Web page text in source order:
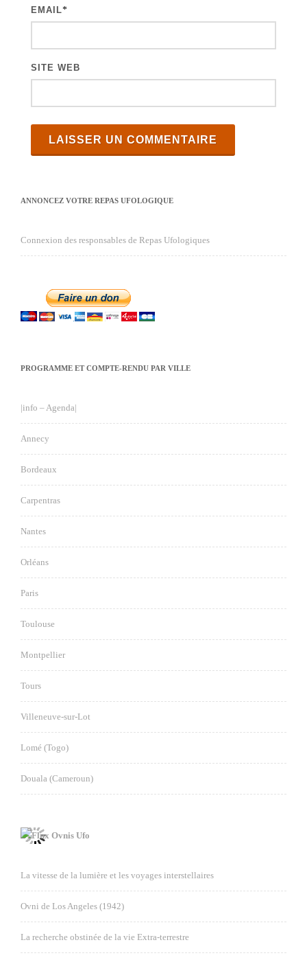
EMAIL*
SITE WEB
ANNONCEZ VOTRE REPAS UFOLOGIQUE
Connexion des responsables de Repas Ufologiques
PROGRAMME ET COMPTE-RENDU PAR VILLE
|info – Agenda|
Annecy
Bordeaux
Carpentras
Nantes
Orléans
Paris
Toulouse
Montpellier
Tours
Villeneuve-sur-Lot
Lomé (Togo)
Douala (Cameroun)
Ovnis Ufo
La vitesse de la lumière et les voyages interstellaires
Ovni de Los Angeles (1942)
La recherche obstinée de la vie Extra-terrestre